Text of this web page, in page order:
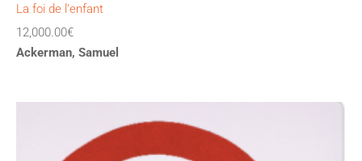
La foi de l’enfant
12,000.00€
Ackerman, Samuel